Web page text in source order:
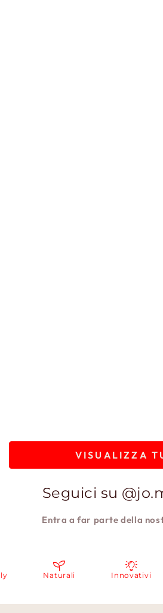
VISUALIZZA
Seguici su
Entra a far parte della
Naturali Innovativi